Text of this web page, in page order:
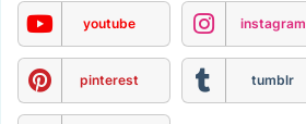
youtube instagram
pinterest tumblr